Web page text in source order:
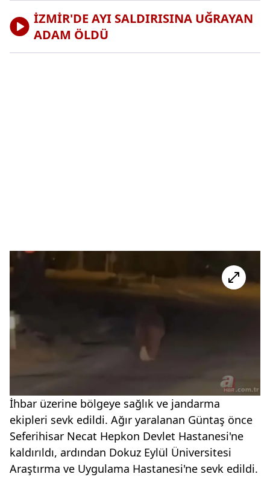
İZMİR'DE AYI SALDIRISINA UĞRAYAN
ADAM ÖLDÜ
İhbar üzerine bölgeye sağlık ve jandarma
ekipleri sevk edildi. Ağır yaralanan Güntaş önce
Seferihisar Necat Hepkon Devlet Hastanesi'ne
kaldırıldı, ardından Dokuz Eylül Üniversitesi
Araştırma ve Uygulama Hastanesi'ne sevk edildi.